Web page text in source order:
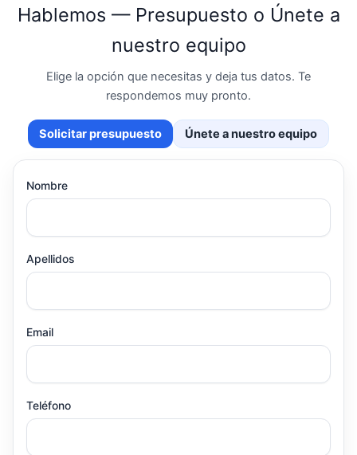
Hablemos — Presupuesto o Únete a
nuestro equipo
Elige la opción que necesitas y deja tus datos. Te
respondemos muy pronto.
Solicitar presupuesto Únete a nuestro equipo
Nombre
Apellidos
Email
Teléfono